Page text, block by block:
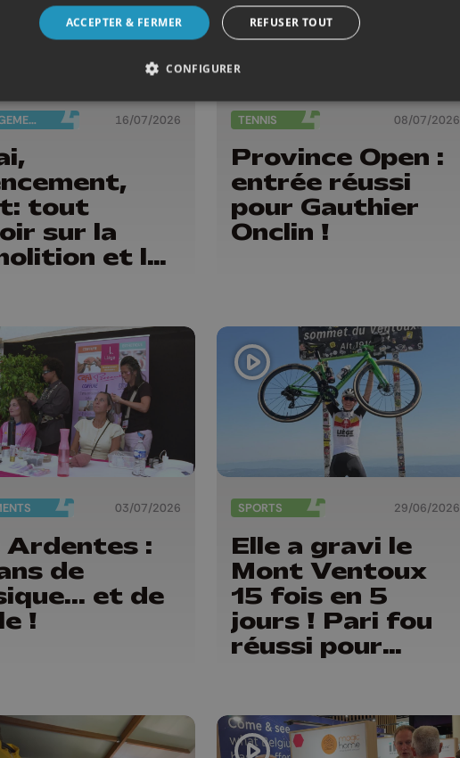
AMÉNAGEMENT DU TERRITOIRE 16/07/2026
tout
sur la
et la
TENNIS 08/07/2026
Province Open :
entrée réussi
pour Gauthier
Onclin !
03/07/2026
Ardentes :
de
et de
!
SPORTS 29/06/2026
Elle a gravi le
Mont Ventoux
15 fois en 5
jours ! Pari fou
réussi pour
ACCEPTER & FERMER REFUSER TOUT
CONFIGURER